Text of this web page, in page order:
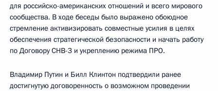
для российско-американских отношений и всего мирового
сообщества. В ходе беседы было выражено обоюдное
стремление активизировать совместные усилия в целях
обеспечения стратегической безопасности и начать работу
по Договору СНВ-3 и укреплению режима ПРО.
Владимир Путин и Билл Клинтон подтвердили ранее
достигнутую договоренность о возможном проведении